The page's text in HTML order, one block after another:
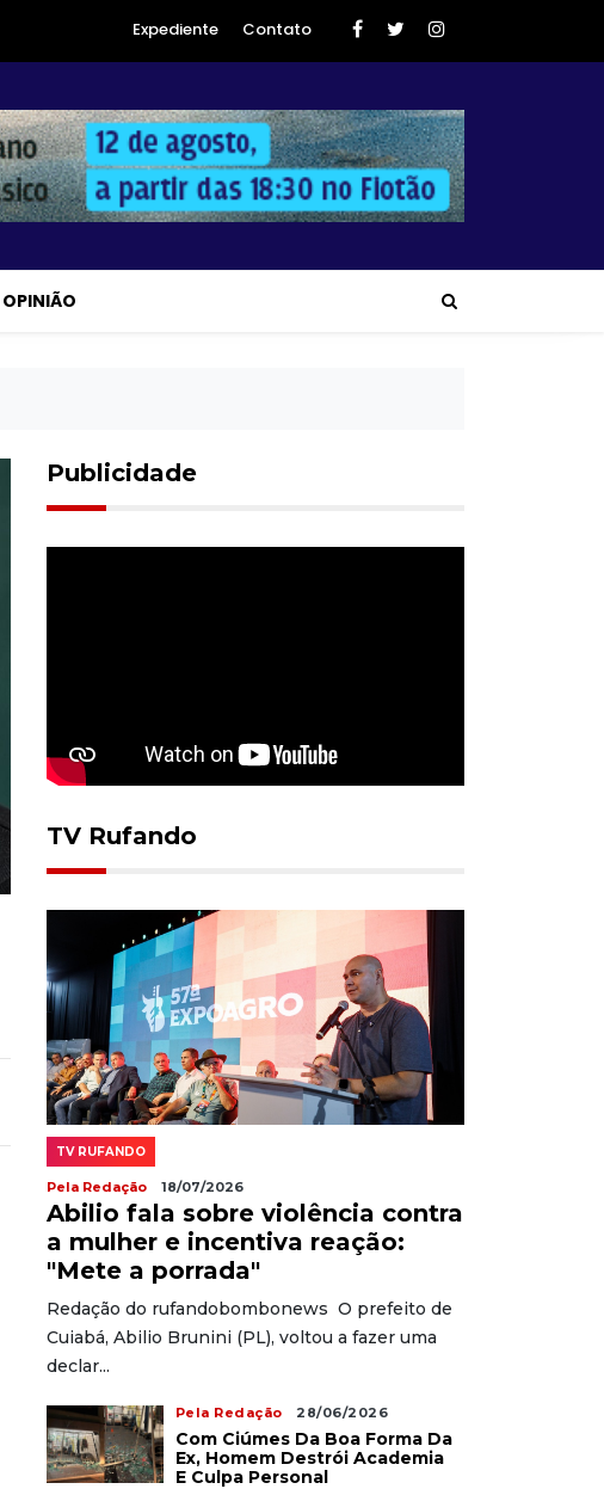
Expediente Contato
OPINIÃO
Publicidade
TV Rufando
TV RUFANDO
Pela Redação 18/07/2026
Abilio fala sobre violência contra
a mulher e incentiva reação:
"Mete a porrada"
Redação do rufandobombonews O prefeito de
Cuiabá, Abilio Brunini (PL), voltou a fazer uma
declar...
Pela Redação 28/06/2026
Com Ciúmes Da Boa Forma Da
Ex, Homem Destrói Academia
E Culpa Personal